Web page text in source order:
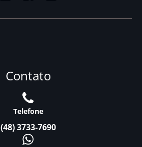
Contato
Telefone
(48) 3733-7690